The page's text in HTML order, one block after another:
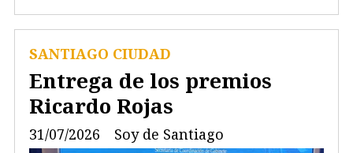
Entrega de los premios
Ricardo Rojas
Soy de Santiago
SANTIAGO CIUDAD
31/07/2026